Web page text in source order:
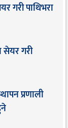
गरी पाथिभरा
गरी
प्रणाली